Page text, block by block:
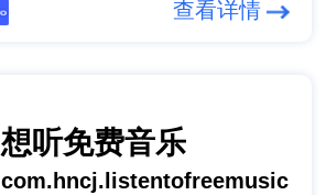
查看详情
想听免费音乐
com.hncj.listentofreemusic